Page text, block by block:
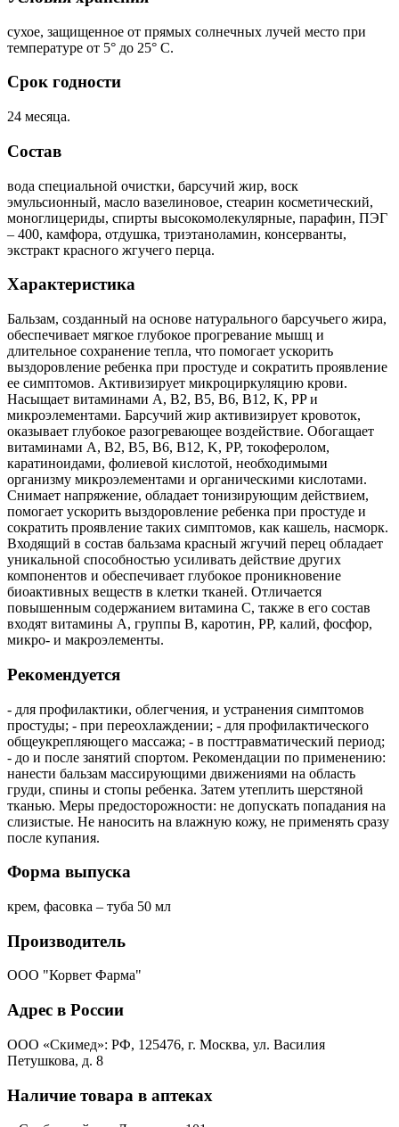
сухое, защищенное от прямых солнечных лучей место при
температуре от 5° до 25° С.
Срок годности
24 месяца.
Состав
вода специальной очистки, барсучий жир, воск
эмульсионный, масло вазелиновое, стеарин косметический,
моноглицериды, спирты высокомолекулярные, парафин, ПЭГ
– 400, камфора, отдушка, триэтаноламин, консерванты,
экстракт красного жгучего перца.
Характеристика
Бальзам, созданный на основе натурального барсучьего жира,
обеспечивает мягкое глубокое прогревание мышц и
длительное сохранение тепла, что помогает ускорить
выздоровление ребенка при простуде и сократить проявление
ее симптомов. Активизирует микроциркуляцию крови.
Насыщает витаминами А, В2, В5, В6, В12, K, PP и
микроэлементами. Барсучий жир активизирует кровоток,
оказывает глубокое разогревающее воздействие. Обогащает
витаминами А, В2, В5, В6, В12, K, PP, токоферолом,
каратиноидами, фолиевой кислотой, необходимыми
организму микроэлементами и органическими кислотами.
Снимает напряжение, обладает тонизирующим действием,
помогает ускорить выздоровление ребенка при простуде и
сократить проявление таких симптомов, как кашель, насморк.
Входящий в состав бальзама красный жгучий перец обладает
уникальной способностью усиливать действие других
компонентов и обеспечивает глубокое проникновение
биоактивных веществ в клетки тканей. Отличается
повышенным содержанием витамина С, также в его состав
входят витамины А, группы B, каротин, PP, калий, фосфор,
микро- и макроэлементы.
Рекомендуется
- для профилактики, облегчения, и устранения симптомов
простуды; - при переохлаждении; - для профилактического
общеукрепляющего массажа; - в посттравматический период;
- до и после занятий спортом. Рекомендации по применению:
нанести бальзам массирующими движениями на область
груди, спины и стопы ребенка. Затем утеплить шерстяной
тканью. Меры предосторожности: не допускать попадания на
слизистые. Не наносить на влажную кожу, не применять сразу
после купания.
Форма выпуска
крем, фасовка – туба 50 мл
Производитель
ООО "Корвет Фарма"
Адрес в России
ООО «Скимед»: РФ, 125476, г. Москва, ул. Василия
Петушкова, д. 8
Наличие товара в аптеках